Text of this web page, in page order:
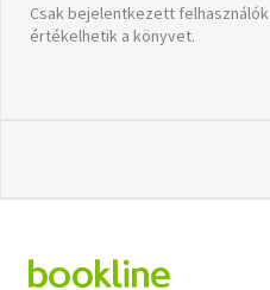
Csak bejelentkezett felhasználók
értékelhetik a könyvet.